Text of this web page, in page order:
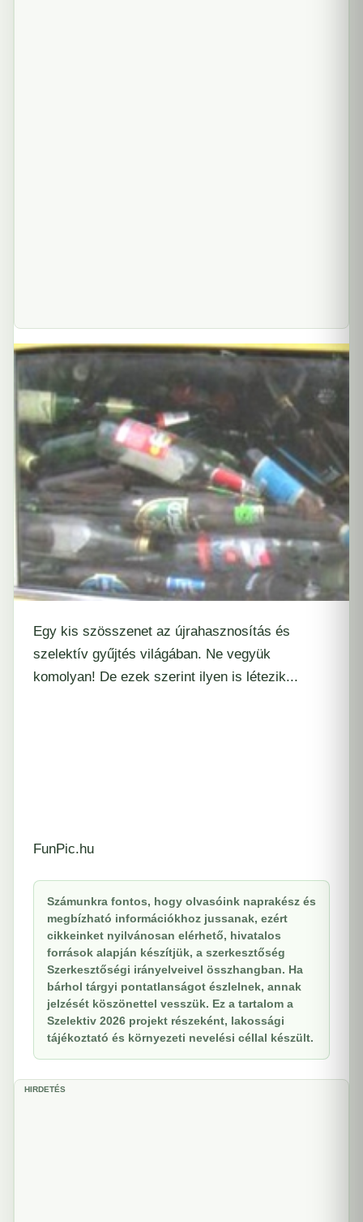
Egy kis szösszenet az újrahasznosítás és
szelektív gyűjtés világában. Ne vegyük
komolyan! De ezek szerint ilyen is létezik...
FunPic.hu
Számunkra fontos, hogy olvasóink naprakész és
megbízható információkhoz jussanak, ezért
cikkeinket nyilvánosan elérhető, hivatalos
források alapján készítjük, a szerkesztőség
Szerkesztőségi irányelveivel összhangban. Ha
bárhol tárgyi pontatlanságot észlelnek, annak
jelzését köszönettel vesszük. Ez a tartalom a
Szelektiv 2026 projekt részeként, lakossági
tájékoztató és környezeti nevelési céllal készült.
HIRDETÉS